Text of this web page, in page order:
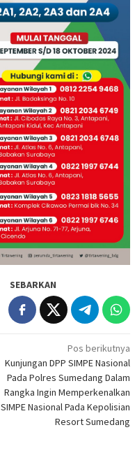
SEBARKAN
Pos berikutnya
Kunjungan DPP SIMPE Nasional
Pada Polres Sumedang Dalam
Rangka Ingin Memperkenalkan
SIMPE Nasional Pada Kepolisian
Resort Sumedang